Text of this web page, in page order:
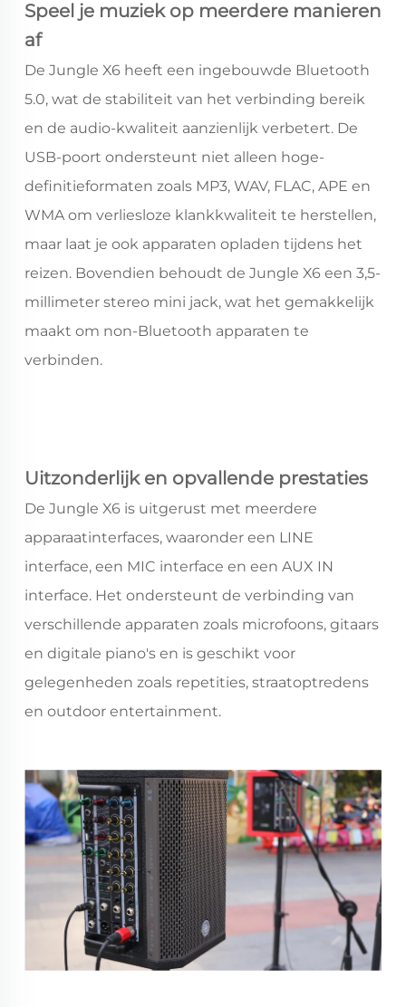
Speel je muziek op meerdere manieren
af
De Jungle X6 heeft een ingebouwde Bluetooth
5.0, wat de stabiliteit van het verbinding bereik
en de audio-kwaliteit aanzienlijk verbetert. De
USB-poort ondersteunt niet alleen hoge-
definitieformaten zoals MP3, WAV, FLAC, APE en
WMA om verliesloze klankkwaliteit te herstellen,
maar laat je ook apparaten opladen tijdens het
reizen. Bovendien behoudt de Jungle X6 een 3,5-
millimeter stereo mini jack, wat het gemakkelijk
maakt om non-Bluetooth apparaten te
verbinden.
Uitzonderlijk en opvallende prestaties
De Jungle X6 is uitgerust met meerdere
apparaatinterfaces, waaronder een LINE
interface, een MIC interface en een AUX IN
interface. Het ondersteunt de verbinding van
verschillende apparaten zoals microfoons, gitaars
en digitale piano's en is geschikt voor
gelegenheden zoals repetities, straatoptredens
en outdoor entertainment.